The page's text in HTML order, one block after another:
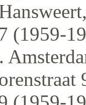
(1959-